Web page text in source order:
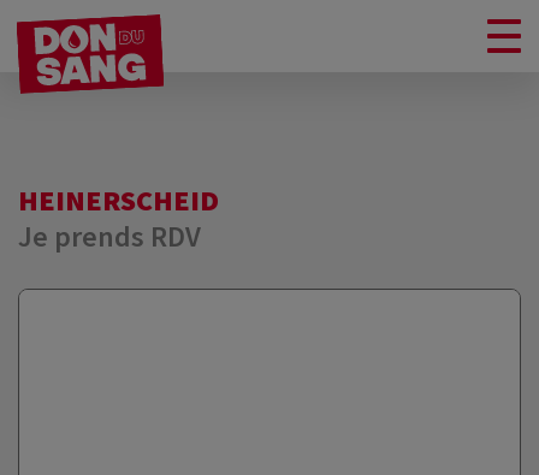
HEINERSCHEID
Je prends RDV